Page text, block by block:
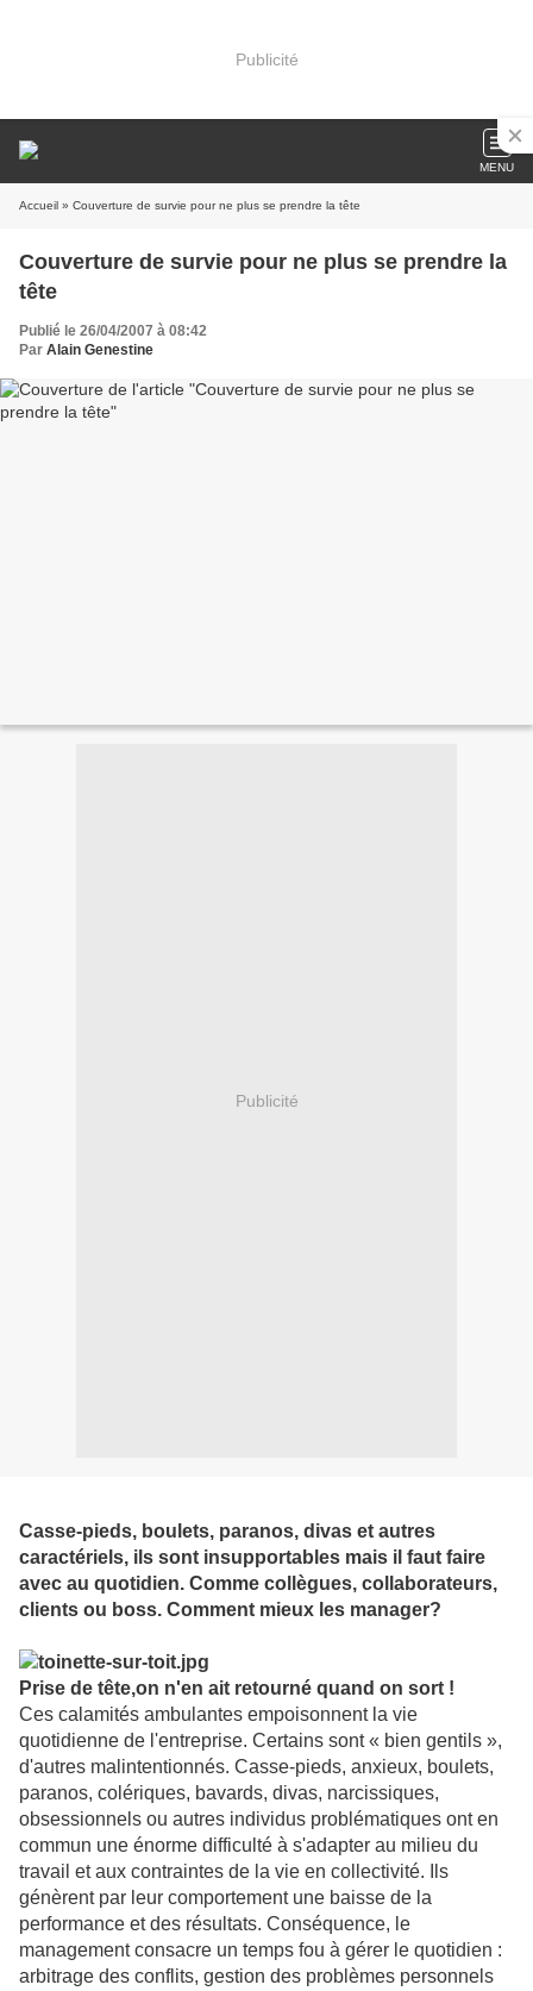
Publicité
MENU
Accueil » Couverture de survie pour ne plus se prendre la tête
Couverture de survie pour ne plus se prendre la
tête
Publié le 26/04/2007 à 08:42
Par Alain Genestine
Publicité
Casse-pieds, boulets, paranos, divas et autres
caractériels, ils sont insupportables mais il faut faire
avec au quotidien. Comme collègues, collaborateurs,
clients ou boss. Comment mieux les manager?
Prise de tête,on n'en ait retourné quand on sort !
Ces calamités ambulantes empoisonnent la vie
quotidienne de l'entreprise. Certains sont « bien gentils »,
d'autres malintentionnés. Casse-pieds, anxieux, boulets,
paranos, colériques, bavards, divas, narcissiques,
obsessionnels ou autres individus problématiques ont en
commun une énorme difficulté à s'adapter au milieu du
travail et aux contraintes de la vie en collectivité. Ils
génèrent par leur comportement une baisse de la
performance et des résultats. Conséquence, le
management consacre un temps fou à gérer le quotidien :
arbitrage des conflits, gestion des problèmes personnels